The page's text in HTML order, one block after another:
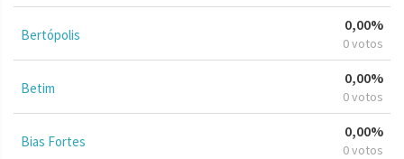
Bertópolis
0,00%
0 votos
Betim
0,00%
0 votos
Bias Fortes
0,00%
0 votos